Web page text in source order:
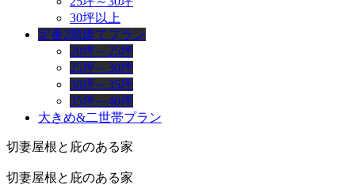
30坪以上
定番2階建てプラン
20坪～25坪
25坪～30坪
30坪～35坪
35坪～40坪
大きめ&二世帯プラン
切妻屋根と庇のある家
切妻屋根と庇のある家